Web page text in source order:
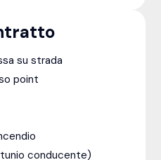
su strada
point
conducente)